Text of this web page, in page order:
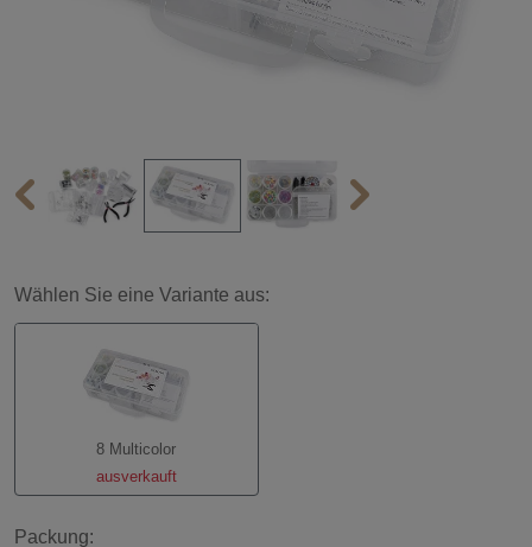
Wählen Sie eine Variante aus:
8 Multicolor
ausverkauft
Packung: